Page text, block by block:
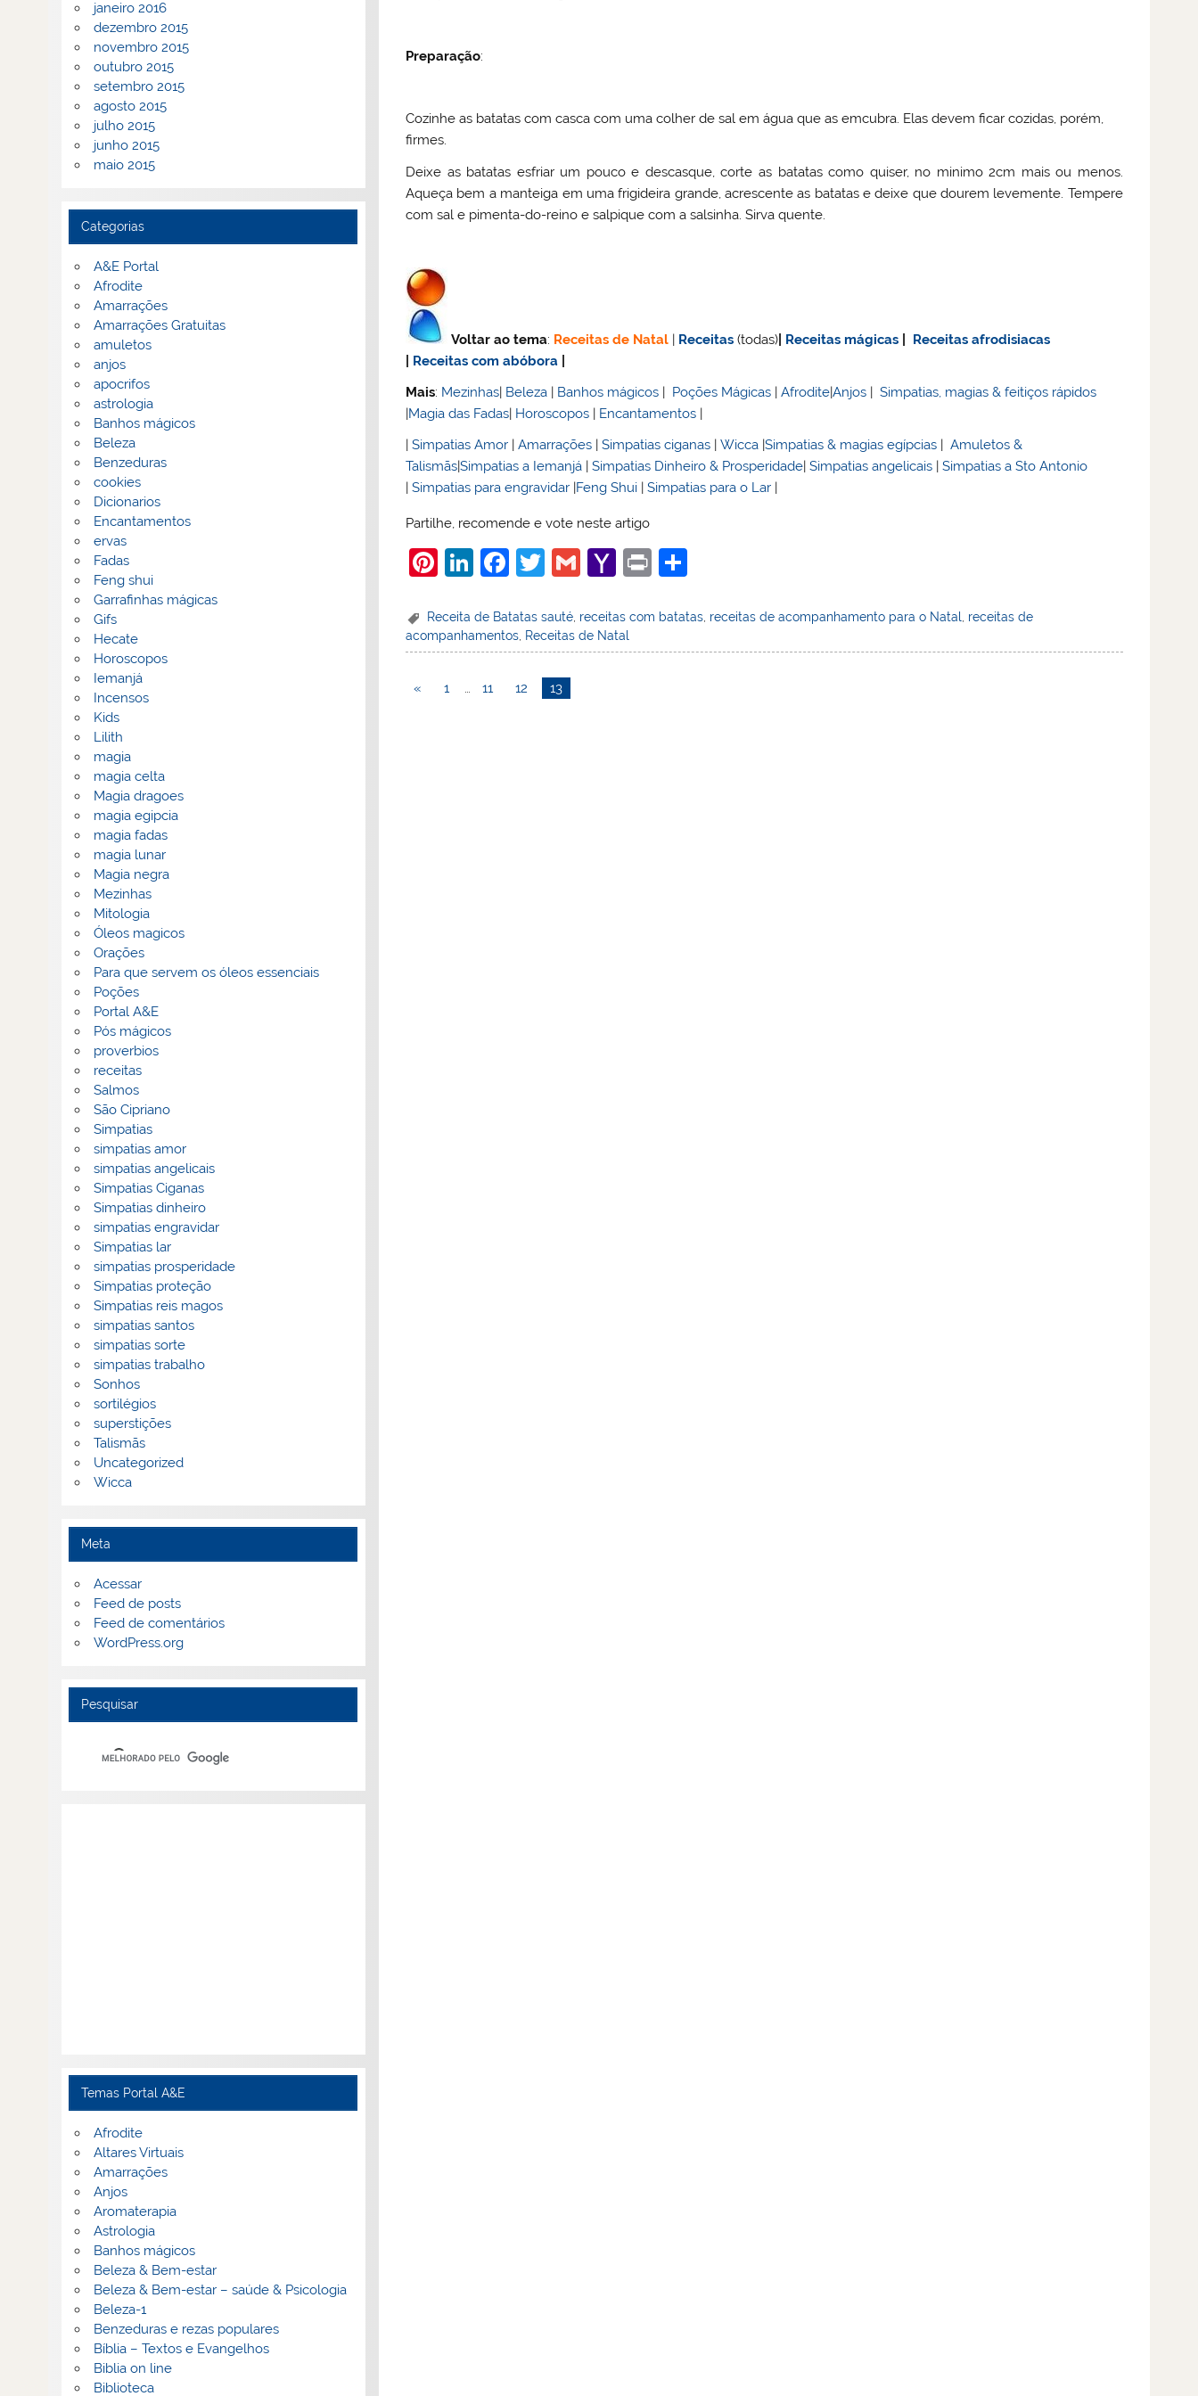
Preparação:
Cozinhe as batatas com casca com uma colher de sal em água que as emcubra. Elas devem ficar cozidas, porém,
firmes.
Deixe as batatas esfriar um pouco e descasque, corte as batatas como quiser, no minimo 2cm mais ou menos.
Aqueça bem a manteiga em uma frigideira grande, acrescente as batatas e deixe que dourem levemente. Tempere
com sal e pimenta-do-reino e salpique com a salsinha. Sirva quente.
Voltar ao tema: Receitas de Natal | Receitas (todas) Receitas mágicas
Receitas afrodisiacas
Receitas com abóbora
Mais: Mezinhas| Beleza | Banhos mágicos | Poções Mágicas |Afrodite|Anjos |Simpatias, magias & feitiços rápidos
|Magia das Fadas| Horoscopos | Encantamentos |
|Simpatias Amor |Amarrações |Simpatias ciganas |Wicca |Simpatias & magias egípcias |Amuletos &
Talismãs|Simpatias a Iemanjá |Simpatias Dinheiro & Prosperidade|Simpatias angelicais |Simpatias a Sto Antonio
|Simpatias para engravidar |Feng Shui |Simpatias para o Lar |
Partilhe, recomende e vote neste artigo
Pi
er
e
st
Li
k
e
dI
F
c
e
b
T
itt
er
G
ai
l
Y
h
o
Pr
t
ar
e
Receita de Batatas sauté receitas com batatas receitas de acompanhamento para o Natal receitas de
acompanhamentos, Receitas de Natal
« 1 … 11 12 13
janeiro 2016
dezembro 2015
novembro 2015
outubro 2015
setembro 2015
agosto 2015
julho 2015
junho 2015
maio 2015
Categorias
A&E Portal
Afrodite
Amarrações
Amarrações Gratuitas
amuletos
anjos
apocrifos
astrologia
Banhos mágicos
Beleza
Benzeduras
cookies
Dicionarios
Encantamentos
ervas
Fadas
Feng shui
Garrafinhas mágicas
Gifs
Hecate
Horoscopos
Iemanjá
Incensos
Kids
Lilith
magia
magia celta
Magia dragoes
magia egipcia
magia fadas
magia lunar
Magia negra
Mezinhas
Mitologia
Óleos magicos
Orações
Para que servem os óleos essenciais
Poções
Portal A&E
Pós mágicos
proverbios
receitas
Salmos
São Cipriano
Simpatias
simpatias amor
simpatias angelicais
Simpatias Ciganas
Simpatias dinheiro
simpatias engravidar
Simpatias lar
simpatias prosperidade
Simpatias proteção
Simpatias reis magos
simpatias santos
simpatias sorte
simpatias trabalho
Sonhos
sortilégios
superstições
Talismãs
Uncategorized
Wicca
Meta
Acessar
Feed de posts
Feed de comentários
WordPress.org
Pesquisar
Temas Portal A&E
Afrodite
Altares Virtuais
Amarrações
Anjos
Aromaterapia
Astrologia
Banhos mágicos
Beleza & Bem-estar
Beleza & Bem-estar – saúde & Psicologia
Beleza-1
Benzeduras e rezas populares
Bíblia – Textos e Evangelhos
Biblia on line
Biblioteca